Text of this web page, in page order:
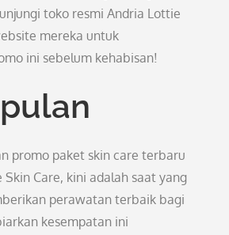
toko resmi Andria Lottie
mereka untuk
ini sebelum kehabisan!
promo paket skin care terbaru
Care, kini adalah saat yang
perawatan terbaik bagi
kesempatan ini